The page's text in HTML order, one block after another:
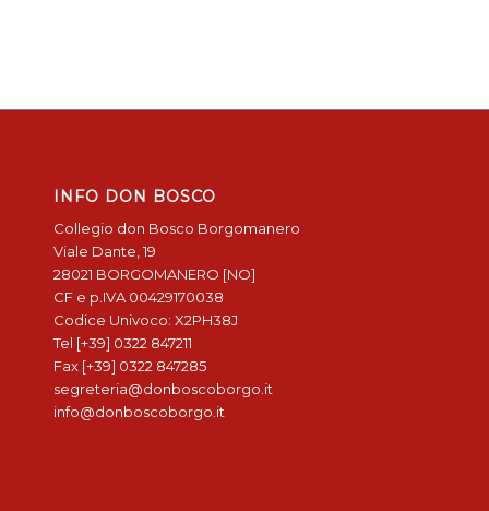
INFO DON BOSCO
Collegio don Bosco Borgomanero
Viale Dante, 19
28021 BORGOMANERO [NO]
CF e p.IVA 00429170038
Codice Univoco: X2PH38J
Tel [+39] 0322 847211
Fax [+39] 0322 847285
segreteria@donboscoborgo.it
info@donboscoborgo.it